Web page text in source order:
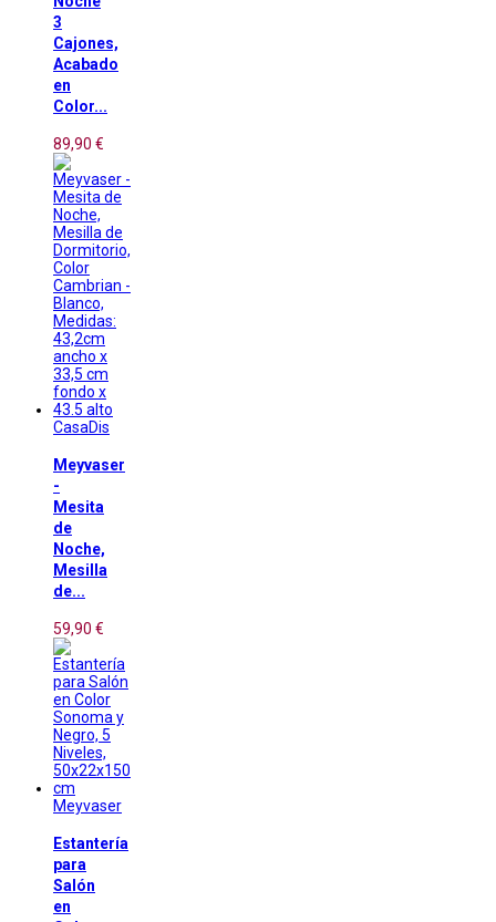
3
Cajones,
Acabado
en
Color...
89,90 €
CasaDis
Meyvaser
-
Mesita
de
Noche,
Mesilla
de...
59,90 €
Meyvaser
Estantería
para
Salón
en